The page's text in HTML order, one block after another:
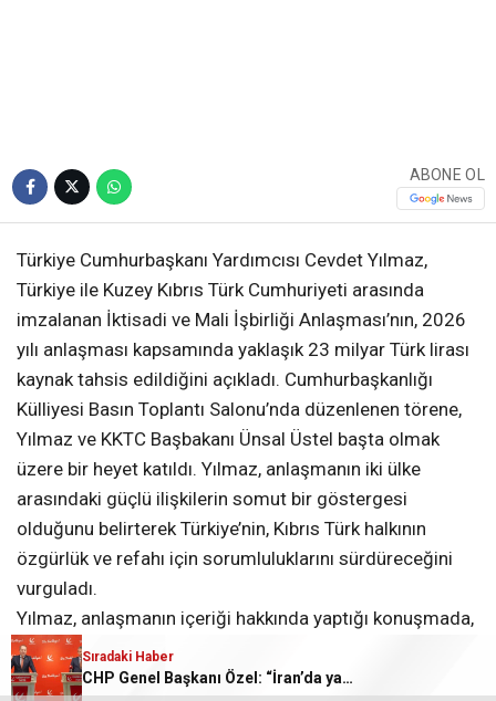
ABONE OL
Türkiye Cumhurbaşkanı Yardımcısı Cevdet Yılmaz,
Türkiye ile Kuzey Kıbrıs Türk Cumhuriyeti arasında
imzalanan İktisadi ve Mali İşbirliği Anlaşması’nın, 2026
yılı anlaşması kapsamında yaklaşık 23 milyar Türk lirası
kaynak tahsis edildiğini açıkladı. Cumhurbaşkanlığı
Külliyesi Basın Toplantı Salonu’nda düzenlenen törene,
Yılmaz ve KKTC Başbakanı Ünsal Üstel başta olmak
üzere bir heyet katıldı. Yılmaz, anlaşmanın iki ülke
arasındaki güçlü ilişkilerin somut bir göstergesi
olduğunu belirterek Türkiye’nin, Kıbrıs Türk halkının
özgürlük ve refahı için sorumluluklarını sürdüreceğini
vurguladı.
Yılmaz, anlaşmanın içeriği hakkında yaptığı konuşmada,
21 milyar lirasının yeni ödenek olduğunu belirterek
devirlerle birlikte toplamda yaklaşık 23 milyar Türk
Sıradaki Haber
CHP Genel Başkanı Özel: “İran’da yaşananlar, dünyadaki tüm ülkelerin ekonomilerine zarar veriyor”